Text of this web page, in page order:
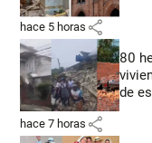
hace 5 horas share
80
de
hace 7 horas share